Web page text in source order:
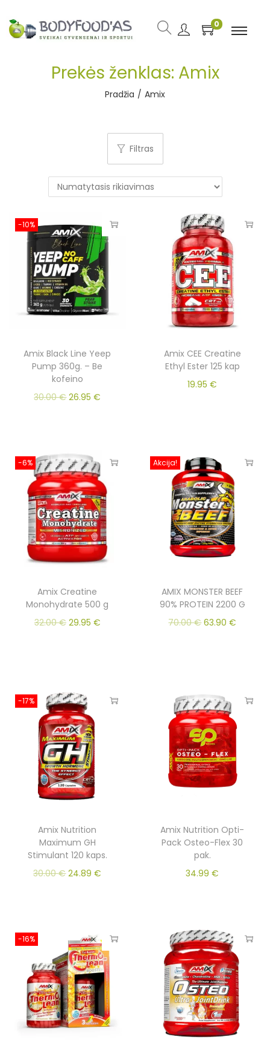
0
Prekės ženklas: Amix
Pradžia / Amix
Filtras
-10%
Amix Black Line Yeep
Pump 360g. – Be
kofeino
30.00€ 26.95€
Amix CEE Creatine
Ethyl Ester 125 kap
19.95€
-6%
Amix Creatine
Monohydrate 500 g
32.00€ 29.95 €
Akcija!
AMIX MONSTER BEEF
90% PROTEIN 2200 G
70.00€ 63.90€
-17%
Amix Nutrition
Maximum GH
Stimulant 120 kaps.
30.00€ 24.89€
Amix Nutrition Opti-
Pack Osteo-Flex 30
pak.
34.99€
-16%